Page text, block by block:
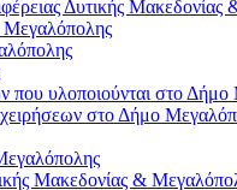
Δυτικής
που υλοποιούνται στο
στο Δήμο
Μακεδονίας &